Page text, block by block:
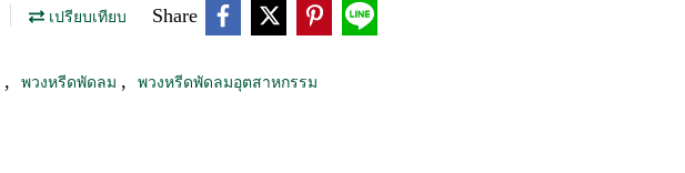
เปรียบเทียบ Share
, พวงหรีดพัดลม , พวงหรีดพัดลมอุตสาหกรรม